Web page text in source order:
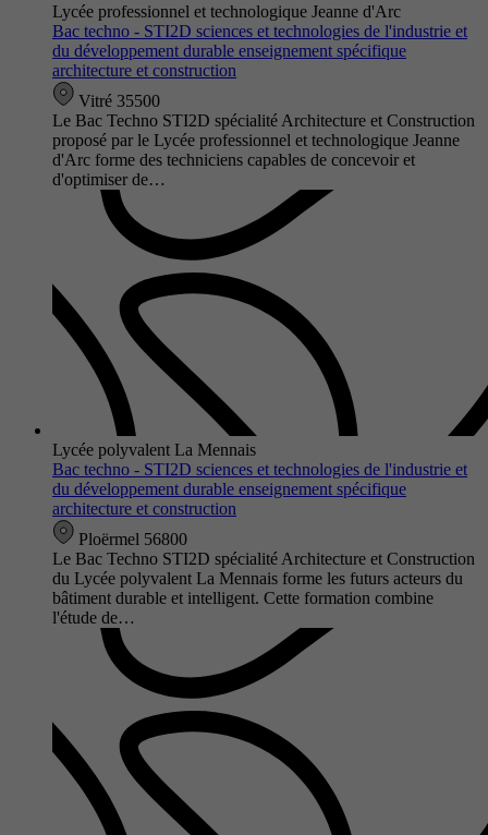
Lycée professionnel et technologique Jeanne d'Arc
Bac techno - STI2D sciences et technologies de l'industrie et
du développement durable enseignement spécifique
architecture et construction
Vitré 35500
Le Bac Techno STI2D spécialité Architecture et Construction
proposé par le Lycée professionnel et technologique Jeanne
d'Arc forme des techniciens capables de concevoir et
d'optimiser de…
Lycée polyvalent La Mennais
Bac techno - STI2D sciences et technologies de l'industrie et
du développement durable enseignement spécifique
architecture et construction
Ploërmel 56800
Le Bac Techno STI2D spécialité Architecture et Construction
du Lycée polyvalent La Mennais forme les futurs acteurs du
bâtiment durable et intelligent. Cette formation combine
l'étude de…